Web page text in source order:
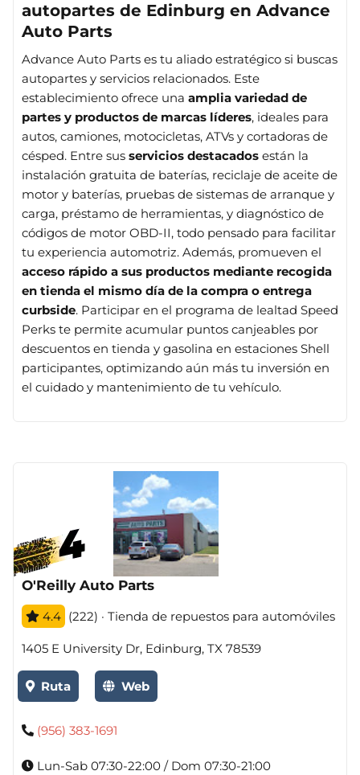
autopartes de Edinburg en Advance
Auto Parts
Advance Auto Parts es tu aliado estratégico si buscas
autopartes y servicios relacionados. Este
establecimiento ofrece una amplia variedad de
partes y productos de marcas líderes, ideales para
autos, camiones, motocicletas, ATVs y cortadoras de
césped. Entre sus servicios destacados están la
instalación gratuita de baterías, reciclaje de aceite de
motor y baterías, pruebas de sistemas de arranque y
carga, préstamo de herramientas, y diagnóstico de
códigos de motor OBD-II, todo pensado para facilitar
tu experiencia automotriz. Además, promueven el
acceso rápido a sus productos mediante recogida
en tienda el mismo día de la compra o entrega
curbside. Participar en el programa de lealtad Speed
Perks te permite acumular puntos canjeables por
descuentos en tienda y gasolina en estaciones Shell
participantes, optimizando aún más tu inversión en
el cuidado y mantenimiento de tu vehículo.
O'Reilly Auto Parts
4.4 (222) · Tienda de repuestos para automóviles
1405 E University Dr, Edinburg, TX 78539
Ruta Web
(956) 383-1691
Lun-Sab 07:30-22:00 / Dom 07:30-21:00